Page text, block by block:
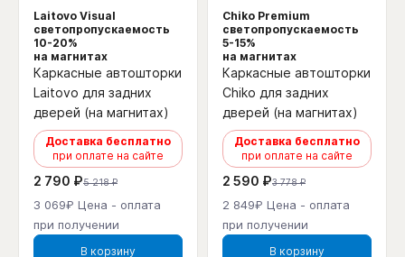
Laitovo Visual
светопропускаемость
10-20%
на магнитах
Каркасные автошторки
Laitovo для задних
дверей (на магнитах)
Доставка бесплатно
при оплате на сайте
2 790 ₽5 218 ₽
3 069₽ Цена - оплата
при получении
В корзину
Chiko Premium
светопропускаемость
5-15%
на магнитах
Каркасные автошторки
Chiko для задних
дверей (на магнитах)
Доставка бесплатно
при оплате на сайте
2 590 ₽3 778 ₽
2 849₽ Цена - оплата
при получении
В корзину